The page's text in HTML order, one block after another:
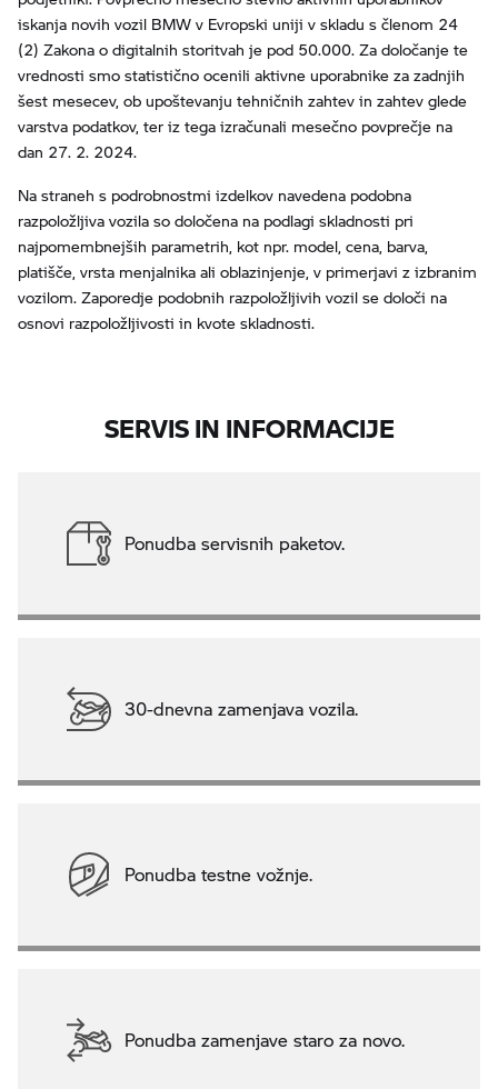
iskanja novih vozil BMW v Evropski uniji v skladu s členom 24
(2) Zakona o digitalnih storitvah je pod 50.000. Za določanje te
vrednosti smo statistično ocenili aktivne uporabnike za zadnjih
šest mesecev, ob upoštevanju tehničnih zahtev in zahtev glede
varstva podatkov, ter iz tega izračunali mesečno povprečje na
dan 27. 2. 2024.
Na straneh s podrobnostmi izdelkov navedena podobna
razpoložljiva vozila so določena na podlagi skladnosti pri
najpomembnejših parametrih, kot npr. model, cena, barva,
platišče, vrsta menjalnika ali oblazinjenje, v primerjavi z izbranim
vozilom. Zaporedje podobnih razpoložljivih vozil se določi na
osnovi razpoložljivosti in kvote skladnosti.
SERVIS IN INFORMACIJE
Ponudba servisnih paketov.
30-dnevna zamenjava vozila.
Ponudba testne vožnje.
Ponudba zamenjave staro za novo.